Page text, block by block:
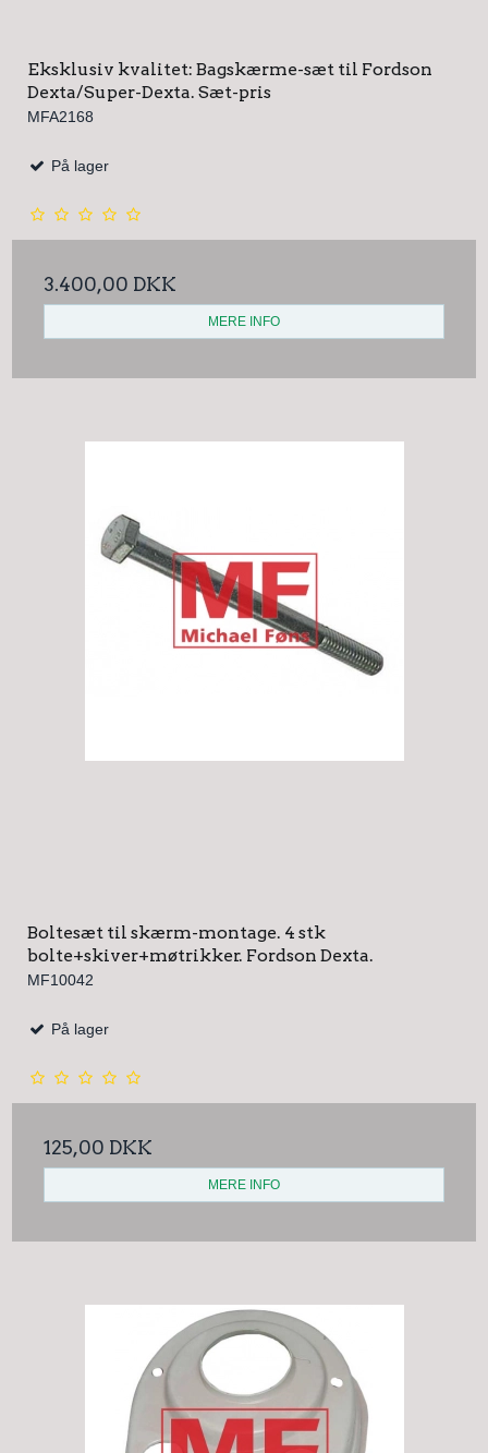
Eksklusiv kvalitet: Bagskærme-sæt til Fordson
Dexta/Super-Dexta. Sæt-pris
MFA2168
På lager
3.400,00 DKK
MERE INFO
Boltesæt til skærm-montage. 4 stk
bolte+skiver+møtrikker. Fordson Dexta.
MF10042
På lager
125,00 DKK
MERE INFO